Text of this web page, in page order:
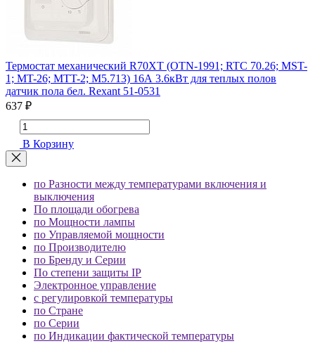
Термостат механический R70XT (OTN-1991; RTC 70.26; MST-
1; MT-26; MTT-2; M5.713) 16А 3.6кВт для теплых полов
датчик пола бел. Rexant 51-0531
637 ₽
В Корзину
по Разности между температурами включения и
выключения
По площади обогрева
по Мощности лампы
по Управляемой мощности
по Производителю
по Бренду и Серии
По степени защиты IP
Электронное управление
с регулировкой температуры
по Стране
по Серии
по Индикации фактической температуры